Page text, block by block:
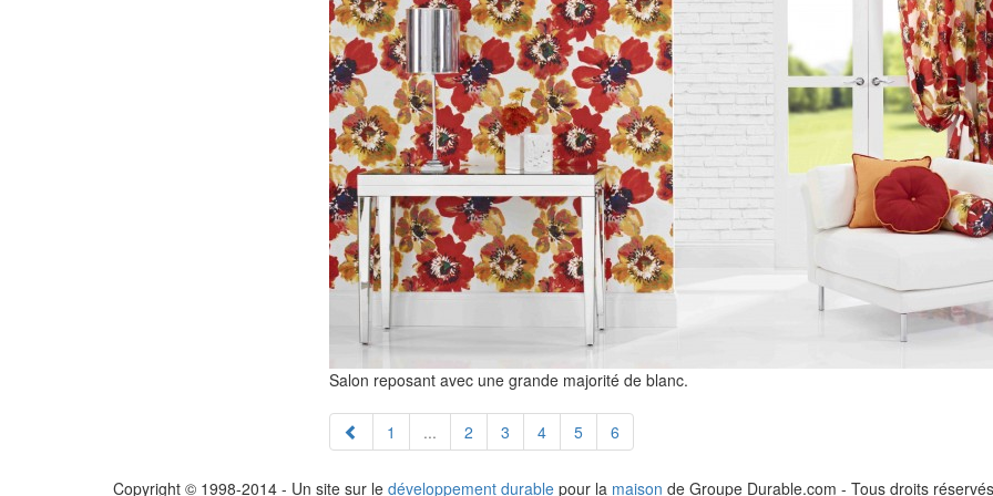
Salon reposant avec une grande majorité de blanc.
1 ... 2 3 4 5 6
Copyright © 1998-2014 - Un site sur le développement durable pour la maison de Groupe Durable.com - Tous droits